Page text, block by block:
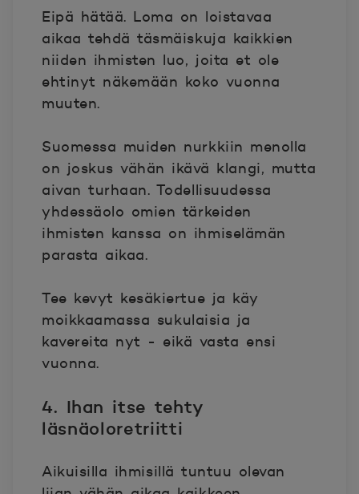
Eipä hätää. Loma on loistavaa
aikaa tehdä täsmäiskuja kaikkien
niiden ihmisten luo, joita et ole
ehtinyt näkemään koko vuonna
muuten.
Suomessa muiden nurkkiin menolla
on joskus vähän ikävä klangi, mutta
aivan turhaan. Todellisuudessa
yhdessäolo omien tärkeiden
ihmisten kanssa on ihmiselämän
parasta aikaa.
Tee kevyt kesäkiertue ja käy
moikkaamassa sukulaisia ja
kavereita nyt - eikä vasta ensi
vuonna.
4. Ihan itse tehty
läsnäoloretriitti
Aikuisilla ihmisillä tuntuu olevan